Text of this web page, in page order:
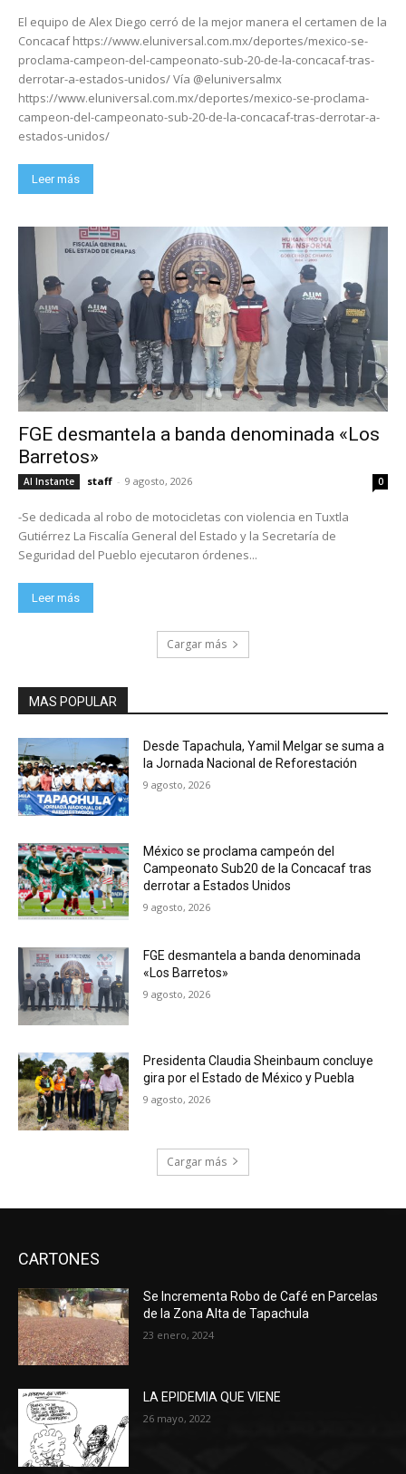
El equipo de Alex Diego cerró de la mejor manera el certamen de la
Concacaf https://www.eluniversal.com.mx/deportes/mexico-se-
proclama-campeon-del-campeonato-sub-20-de-la-concacaf-tras-
derrotar-a-estados-unidos/ Vía @eluniversalmx
https://www.eluniversal.com.mx/deportes/mexico-se-proclama-
campeon-del-campeonato-sub-20-de-la-concacaf-tras-derrotar-a-
estados-unidos/
Leer más
FGE desmantela a banda denominada «Los
Barretos»
Al Instante staff - 9 agosto, 2026 0
-Se dedicada al robo de motocicletas con violencia en Tuxtla
Gutiérrez La Fiscalía General del Estado y la Secretaría de
Seguridad del Pueblo ejecutaron órdenes...
Leer más
Cargar más
MAS POPULAR
Desde Tapachula, Yamil Melgar se suma a
la Jornada Nacional de Reforestación
9 agosto, 2026
México se proclama campeón del
Campeonato Sub20 de la Concacaf tras
derrotar a Estados Unidos
9 agosto, 2026
FGE desmantela a banda denominada
«Los Barretos»
9 agosto, 2026
Presidenta Claudia Sheinbaum concluye
gira por el Estado de México y Puebla
9 agosto, 2026
Cargar más
CARTONES
Se Incrementa Robo de Café en Parcelas
de la Zona Alta de Tapachula
23 enero, 2024
LA EPIDEMIA QUE VIENE
26 mayo, 2022